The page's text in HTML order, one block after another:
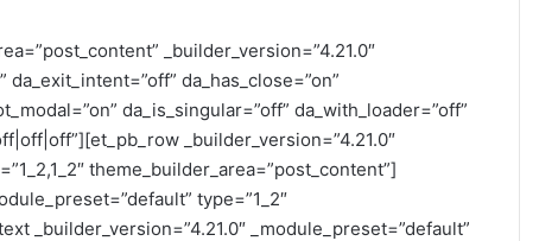
_builder_version=”4.21.0″
da_exit_intent=”off” da_has_close=”on”
da_is_singular=”off” da_with_loader=”off”
_builder_version=”4.21.0″
theme_builder_area=”post_content”]
type=”1_2″
_builder_version=”4.21.0″ _module_preset=”default”